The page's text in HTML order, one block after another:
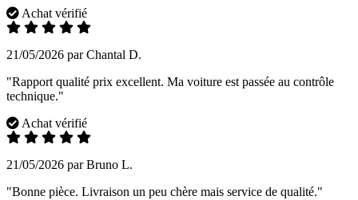
Achat vérifié
21/05/2026 par Chantal D.
"Rapport qualité prix excellent. Ma voiture est passée au contrôle
technique."
Achat vérifié
21/05/2026 par Bruno L.
"Bonne pièce. Livraison un peu chère mais service de qualité."